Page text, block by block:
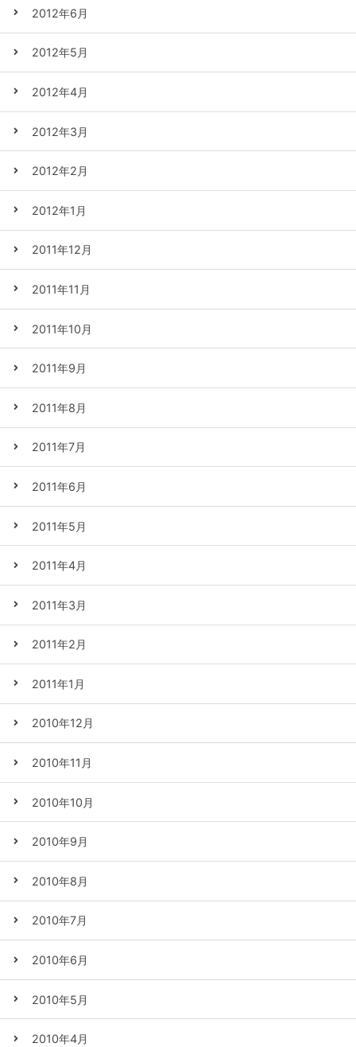
2012年6月
2012年5月
2012年4月
2012年3月
2012年2月
2012年1月
2011年12月
2011年11月
2011年10月
2011年9月
2011年8月
2011年7月
2011年6月
2011年5月
2011年4月
2011年3月
2011年2月
2011年1月
2010年12月
2010年11月
2010年10月
2010年9月
2010年8月
2010年7月
2010年6月
2010年5月
2010年4月